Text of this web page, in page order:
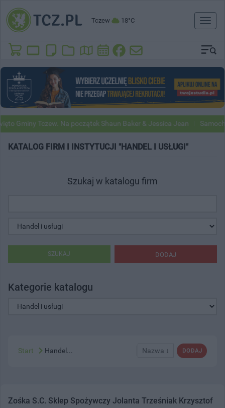
Tczew 18°C
Toggle
Gminy Tczew. Na początek Shaun Baker & Jessica Jean
KATALOG FIRM I INSTYTUCJI "HANDEL I USŁUGI"
Szukaj w katalogu firm
DODAJ
SZUKAJ
Kategorie katalogu
DODAJ
Nazwa ↓
Start Handel...
Zośka S.C. Sklep Spożywczy Jolanta Trześniak Krzysztof